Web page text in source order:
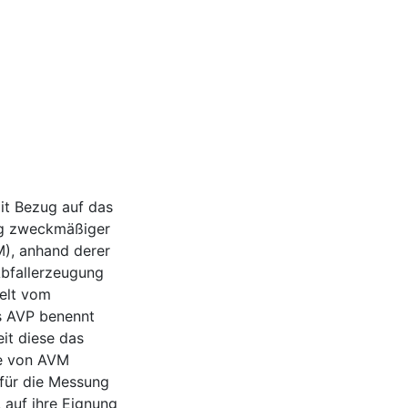
Bezug auf das
zweckmäßiger
anhand derer
vom
benennt
diese das
von AVM
die Messung
ihre Eignung